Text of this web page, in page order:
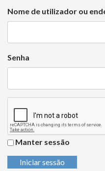
Nome de utilizador ou
Senha
Manter sessão
Iniciar sessão